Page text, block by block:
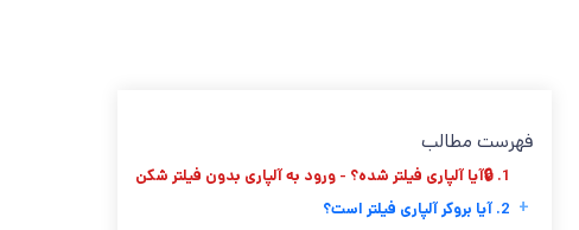
فهرست مطالب
1. 🔒آیا آلپاری فیلتر شده؟ - ورود به آلپاری بدون فیلتر شکن
2. آیا بروکر آلپاری فیلتر است؟ +